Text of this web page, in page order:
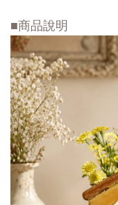
■商品說明